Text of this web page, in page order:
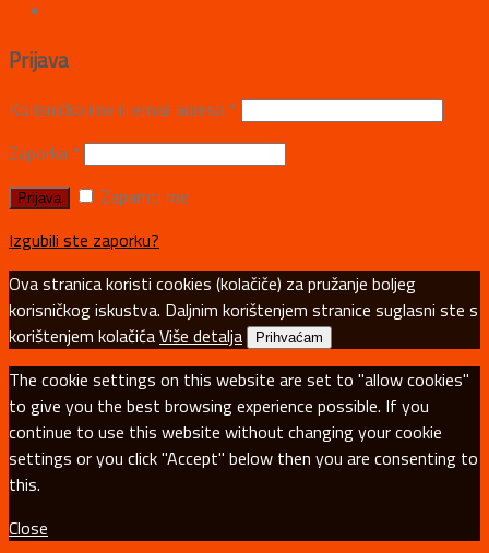
Prijava
Korisničko ime ili email adresa *
Zaporka *
Zapamti me
Izgubili ste zaporku?
Ova stranica koristi cookies (kolačiče) za pružanje boljeg
korisničkog iskustva. Daljnim korištenjem stranice suglasni ste s
korištenjem kolačićaViše detalja Prihvaćam
The cookie settings on this website are set to "allow cookies"
to give you the best browsing experience possible. If you
continue to use this website without changing your cookie
settings or you click "Accept" below then you are consenting to
this.
Close